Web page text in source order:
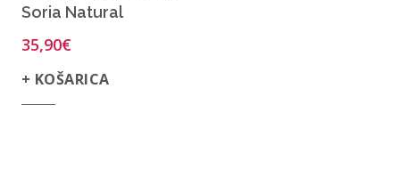
Soria Natural
35,90€
+ KOŠARICA